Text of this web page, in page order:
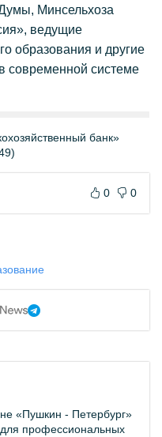
Минсельхоза
ведущие
образования и другие
современной системе
банк»
0 0
«Пушкин - Петербург»
для профессиональных